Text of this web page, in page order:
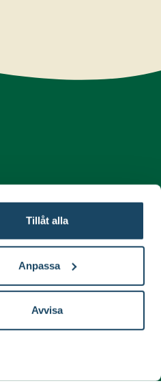
Tillåt alla
Anpassa
Avvisa